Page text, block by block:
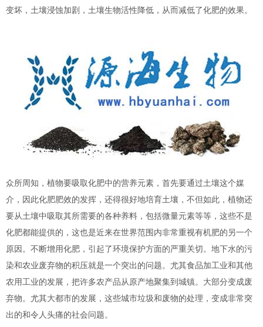
变坏，土壤浸蚀加剧，土壤生物活性降低，从而减低了化肥的效果。
众所周知，植物要吸取化肥中的营养元素，首先要通过土壤这个媒
介，因此化肥肥效的发挥，还得很好地培育土壤，不但如此，植物还
要从土壤中吸取其所需要的各种养料，包括微量元素等等，这些不是
化肥都能提供的，这也是近来在世界范围内非常重视有机肥的另一个
原因。不断增用化肥，引起了环境保护方面的严重关切。地下水的污
染和农业废弃物的积压就是一个突出的问题。尤其食品加工业和其他
农用工业的发展，把许多农产品从原产地聚集到城镇。大部分变成废
弃物。尤其大都市的发展，这些城市垃圾和废物的处理，变成非常突
出的和令人头痛的社会问题。